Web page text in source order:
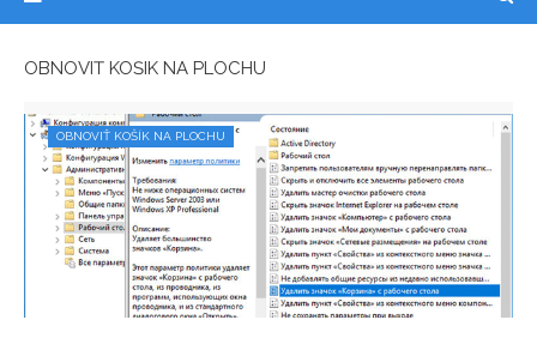
OBNOVIŤ KOŠÍK NA PLOCHU
OBNOVIŤ KOŠÍK NA PLOCHU